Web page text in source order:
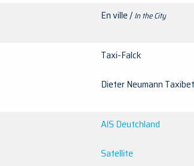
En ville /In the City
Taxi-Falck
Dieter Neumann
AIS Deutchland
Satellite